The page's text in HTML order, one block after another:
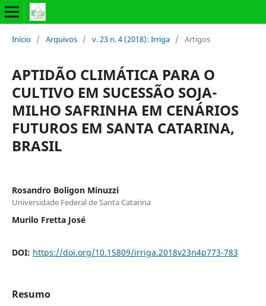
Início / Arquivos / v. 23 n. 4 (2018): Irriga / Artigos
APTIDÃO CLIMÁTICA PARA O
CULTIVO EM SUCESSÃO SOJA-
MILHO SAFRINHA EM CENÁRIOS
FUTUROS EM SANTA CATARINA,
BRASIL
Rosandro Boligon Minuzzi
Universidade Federal de Santa Catarina
Murilo Fretta José
DOI: https://doi.org/10.15809/irriga.2018v23n4p773-783
Resumo